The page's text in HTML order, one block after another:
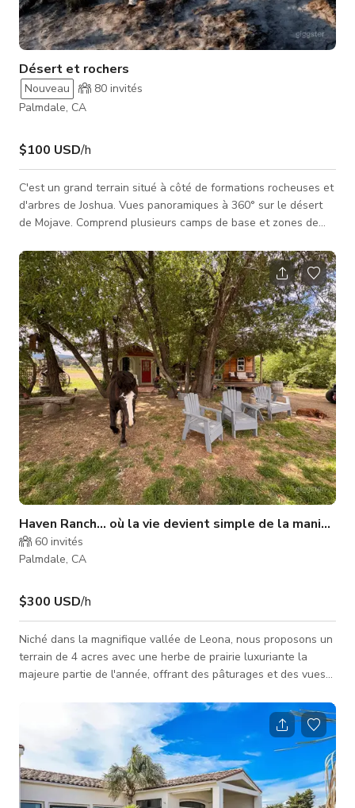
Désert et rochers
Nouveau 80 invités
Palmdale, CA
$100 USD/h
C'est un grand terrain situé à côté de formations rocheuses et
d'arbres de Joshua. Vues panoramiques à 360° sur le désert
de Mojave. Comprend plusieurs camps de base et zones de
satisfaits. 120 avis 5 étoiles avant que l'annonce ne soit
récemment supprimée. Parking supplémentaire sur place et
hors site disponible. Accessible en voiture ou véhicule de
production. Vidéos récentes filmées Vic Mensa et Mick Jenkins
Haven Ranch… où la vie devient simple de la manière
60 invités
Palmdale, CA
$300 USD/h
Niché dans la magnifique vallée de Leona, nous proposons un
terrain de 4 acres avec une herbe de prairie luxuriante la
majeure partie de l'année, offrant des pâturages et des vues
22 pieds, une maison de pompe vintage, un poulailler artisanal
classique, 2 granges pour chèvres, un corral, 2 garages de
style ranch avec hangar à poteaux, une maison d'hôtes de
140 pieds carrés avec une fenêtre cathédrale, une cuisine de
style wes